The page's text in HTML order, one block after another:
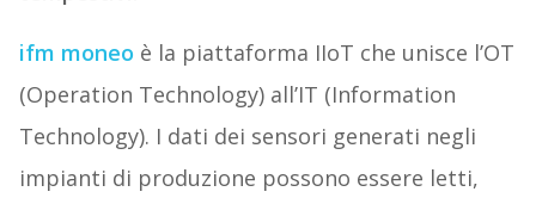
ifm moneo è la piattaforma IIoT che unisce l’OT
(Operation Technology) all’IT (Information
Technology). I dati dei sensori generati negli
impianti di produzione possono essere letti,